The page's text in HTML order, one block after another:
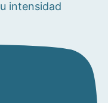
intensidad